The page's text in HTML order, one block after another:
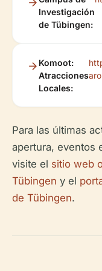
Investigación
de Tübingen:
Komoot:
Atracciones
Locales:
Para las últimas
apertura, eventos
visite el sitio web
Tübingen y el
de Tübingen.